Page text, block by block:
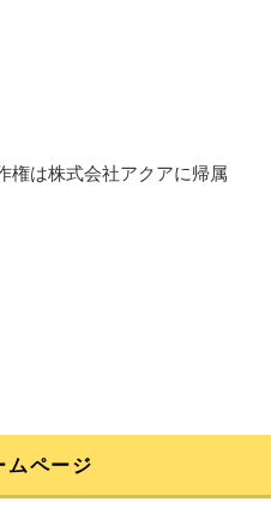
権は株式会社アクアに帰属
ムページ